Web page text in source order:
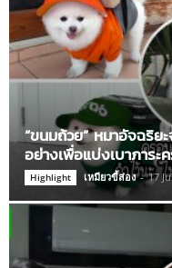
“ขนมถ้วย” หมาอัจฉริย
อย่างเพื่อแบ่งเบาภาระ
Highlight เหมียวขี้ส่อง - 17